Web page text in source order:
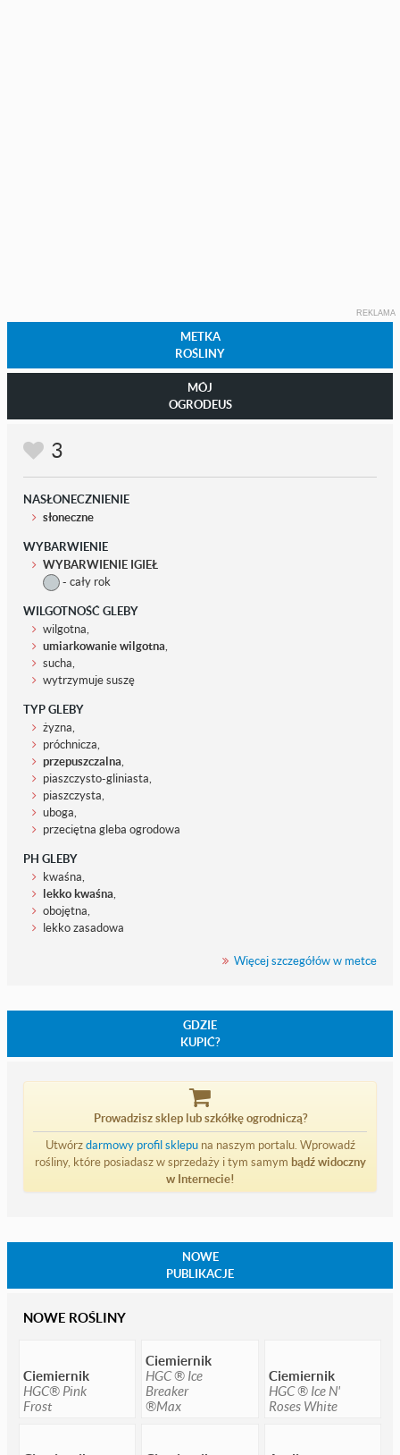
REKLAMA
METKA
ROŚLINY
MÓJ
OGRODEUS
3
NASŁONECZNIENIE
słoneczne
WYBARWIENIE
WYBARWIENIE IGIEŁ
- cały rok
WILGOTNOŚĆ GLEBY
wilgotna,
umiarkowanie wilgotna,
sucha,
wytrzymuje suszę
TYP GLEBY
żyzna,
próchnicza,
przepuszczalna,
piaszczysto-gliniasta,
piaszczysta,
uboga,
przeciętna gleba ogrodowa
PH GLEBY
kwaśna,
lekko kwaśna,
obojętna,
lekko zasadowa
Więcej szczegółów w metce
GDZIE
KUPIĆ?
Prowadzisz sklep lub szkółkę ogrodniczą?
Utwórzdarmowy profil sklepuna naszym portalu. Wprowadź
rośliny, które posiadasz w sprzedaży i tym samym bądź widoczny
w Internecie!
NOWE
PUBLIKACJE
NOWE ROŚLINY
Ciemiernik
HGC® Pink
Frost
Ciemiernik
HGC ® Ice
Breaker
®Max
Ciemiernik
HGC ® Ice N'
Roses White